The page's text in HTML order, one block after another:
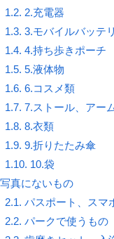
1.2. 2.充電器
1.3. 3.モバイルバッテ
1.4. 4.持ち歩きポーチ
1.5. 5.液体物
1.6. 6.コスメ類
1.7. 7.ストール、アー
1.8. 8.衣類
1.9. 9.折りたたみ傘
1.10. 10.袋
写真にないもの
2.1. パスポート、スマ
2.2. パークで使うもの